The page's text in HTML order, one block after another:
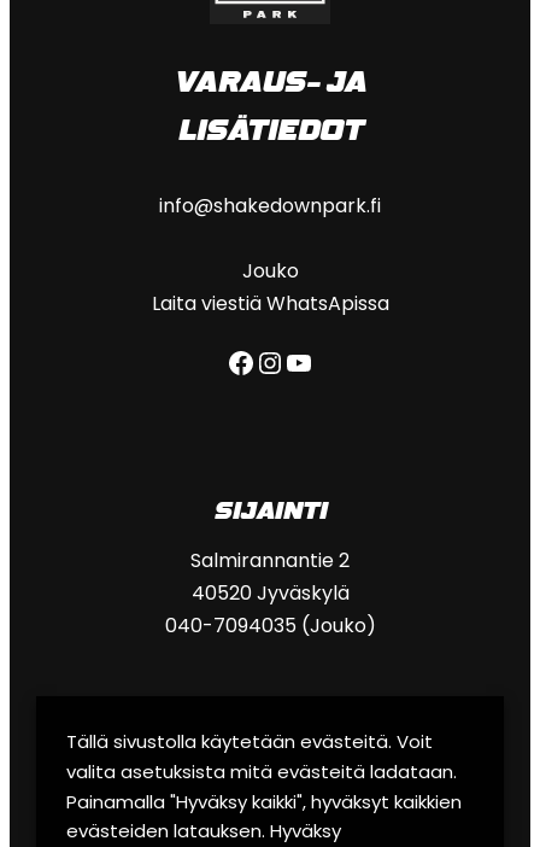
VARAUS- JA
LISÄTIEDOT
info@shakedownpark.fi
Jouko
Laita viestiä WhatsApissa
Facebook
Instagram
YouTube
SIJAINTI
Salmirannantie 2
40520 Jyväskylä
040-7094035 (Jouko)
eRally
Lounge & sauna
Tällä sivustolla käytetään evästeitä. Voit
valita asetuksista mitä evästeitä ladataan.
Painamalla "Hyväksy kaikki", hyväksyt kaikkien
evästeiden latauksen. Hyväksy